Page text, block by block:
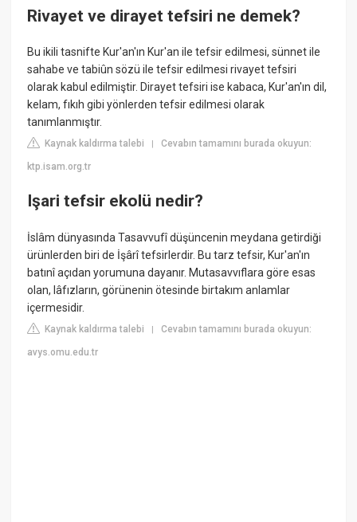
Rivayet ve dirayet tefsiri ne demek?
Bu ikili tasnifte Kur'an'ın Kur'an ile tefsir edilmesi, sünnet ile
sahabe ve tabiûn sözü ile tefsir edilmesi rivayet tefsiri
olarak kabul edilmiştir. Dirayet tefsiri ise kabaca, Kur'an'ın dil,
kelam, fıkıh gibi yönlerden tefsir edilmesi olarak
tanımlanmıştır.
Kaynak kaldırma talebi |Cevabın tamamını burada okuyun:
ktp.isam.org.tr
Işari tefsir ekolü nedir?
İslâm dünyasında Tasavvufî düşüncenin meydana getirdiği
ürünlerden biri de İşârî tefsirlerdir. Bu tarz tefsir, Kur'an'ın
batınî açıdan yorumuna dayanır. Mutasavvıflara göre esas
olan, lâfızların, görünenin ötesinde birtakım anlamlar
içermesidir.
Kaynak kaldırma talebi |Cevabın tamamını burada okuyun:
avys.omu.edu.tr